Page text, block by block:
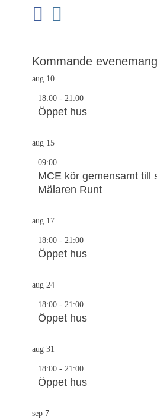
facebook
Kommande evenemang
aug 10
18:00 - 21:00
Öppet hus
aug 15
09:00
MCE kör gemensamt till
Mälaren Runt
aug 17
18:00 - 21:00
Öppet hus
aug 24
18:00 - 21:00
Öppet hus
aug 31
18:00 - 21:00
Öppet hus
sep 7